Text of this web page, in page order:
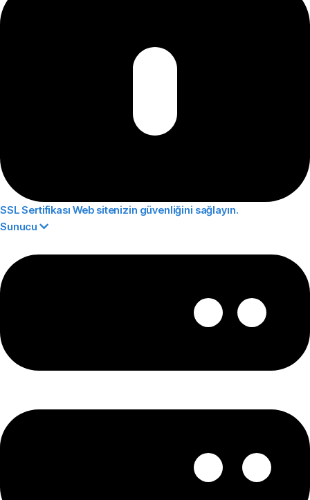
SSL Sertifikası Web sitenizin güvenliğini sağlayın.
Sunucu